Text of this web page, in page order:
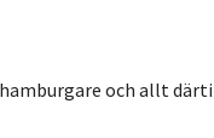
och allt